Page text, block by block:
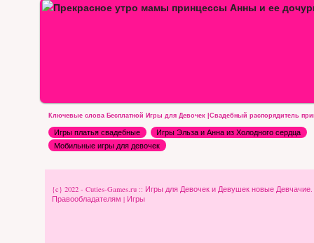
Веселый день принцессы Анны
Ключевые слова Бесплатной Игры для Девочек |Свадебный распорядитель
Игры платья свадебные
Игры Эльза и Анна из Холодного сердца
Мобильные игры для девочек
{c} 2022 - Cuties-Games.ru :: Игры для Девочек и Девушек новые
Правообладателям | Игры